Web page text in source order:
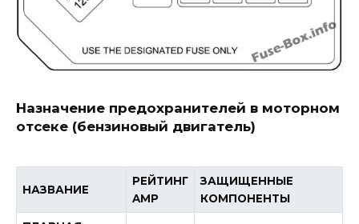
Назначение предохранителей в моторном
отсеке (бензиновый двигатель)
НАЗВАНИЕ
РЕЙТИНГ
AMP
ЗАЩИЩЕННЫЕ
КОМПОНЕНТЫ